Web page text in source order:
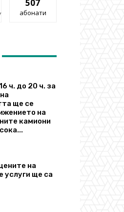
507
абонати
ч. до 20 ч. за
ще се
на
камиони
на
услуги ще са